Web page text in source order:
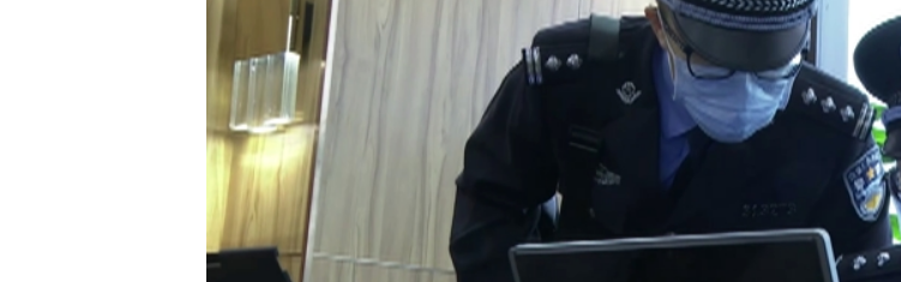
乡村振兴 一带一路 非遗 旅游 科普
大国展会 云顶对话 超级工厂 智敬中国 全民健康
CCTV.节目官网 直播 栏目 片库 热播榜 总台企业白名单